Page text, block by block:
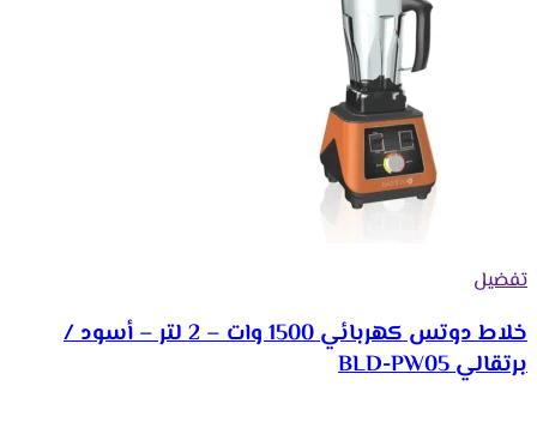
تفضيل
خلاط دوتس كهربائي 1500 وات – 2 لتر – أسود /
برتقالي BLD-PW05